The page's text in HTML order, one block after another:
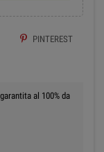
PINTEREST
al 100% da